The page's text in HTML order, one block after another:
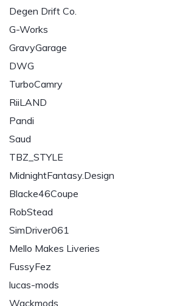
Degen Drift Co.
G-Works
GravyGarage
DWG
TurboCamry
RiiLAND
Pandi
Saud
TBZ_STYLE
MidnightFantasy.Design
Blacke46Coupe
RobStead
SimDriver061
Mello Makes Liveries
FussyFez
lucas-mods
Wackmods